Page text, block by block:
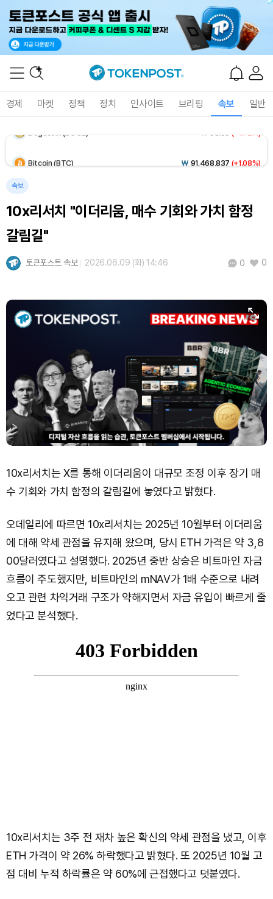
경제 마켓 정책 정치 인사이트 브리핑 속보 일반
Solana (SOL) ₩105,212(+2.63%)
속보
10x리서치 "이더리움, 매수 기회와 가치 함정
갈림길"
토큰포스트 속보 2026.06.09 (화) 14:46 0 0
10x리서치는 X를 통해 이더리움이 대규모 조정 이후 장기 매
수 기회와 가치 함정의 갈림길에 놓였다고 밝혔다.
오데일리에 따르면 10x리서치는 2025년 10월부터 이더리움
에 대해 약세 관점을 유지해 왔으며, 당시 ETH 가격은 약 3,8
00달러였다고 설명했다. 2025년 중반 상승은 비트마인 자금
흐름이 주도했지만, 비트마인의 mNAV가 1배 수준으로 내려
오고 관련 차익거래 구조가 약해지면서 자금 유입이 빠르게 줄
었다고 분석했다.
10x리서치는 3주 전 재차 높은 확신의 약세 관점을 냈고, 이후
ETH 가격이 약 26% 하락했다고 밝혔다. 또 2025년 10월 고
점 대비 누적 하락률은 약 60%에 근접했다고 덧붙였다.